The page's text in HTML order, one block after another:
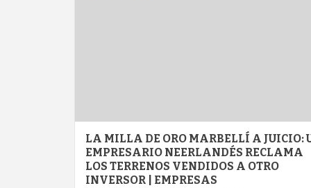
LA MILLA DE ORO MARBELLÍ A JUICIO:
EMPRESARIO NEERLANDÉS RECLAMA
LOS TERRENOS VENDIDOS A OTRO
INVERSOR | EMPRESAS